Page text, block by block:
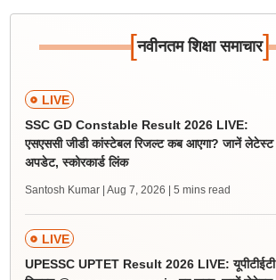
[नवीनतम शिक्षा समाचार]
LIVE
SSC GD Constable Result 2026 LIVE:
एसएससी जीडी कांस्टेबल रिजल्ट कब आएगा? जानें लेटेस्ट
अपडेट, स्कोरकार्ड लिंक
Santosh Kumar | Aug 7, 2026 | 5 mins read
LIVE
UPESSC UPTET Result 2026 LIVE: यूपीटीईटी